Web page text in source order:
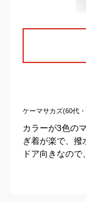
ケーマサカズ(60代
カラーが3色の
ぎ着が楽で、撥
ドア向きなので